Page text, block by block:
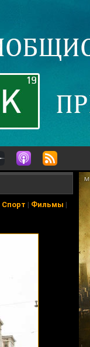
Спорт | Фильмы |